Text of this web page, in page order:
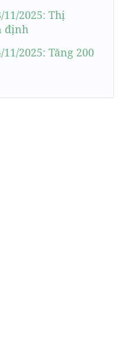
2025: Thị
định
2025: Tăng 200